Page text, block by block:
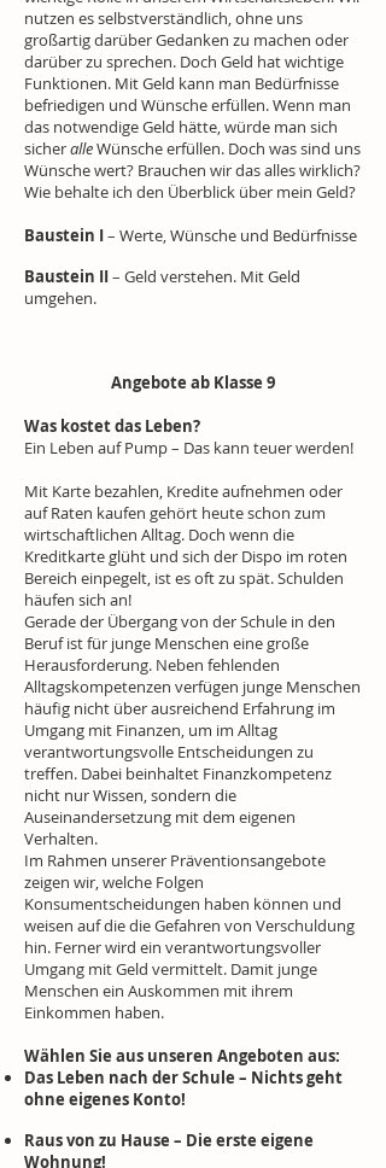
nutzen es selbstverständlich, ohne uns
großartig darüber Gedanken zu machen oder
darüber zu sprechen. Doch Geld hat wichtige
Funktionen. Mit Geld kann man Bedürfnisse
befriedigen und Wünsche erfüllen. Wenn man
das notwendige Geld hätte, würde man sich
sicheralleWünsche erfüllen. Doch was sind uns
Wünsche wert? Brauchen wir das alles wirklich?
Wie behalte ich den Überblick über mein Geld?
Baustein I– Werte, Wünsche und Bedürfnisse
Baustein II– Geld verstehen. Mit Geld
umgehen.
Angebote ab Klasse 9
Was kostet das Leben?
Ein Leben auf Pump – Das kann teuer werden!
Mit Karte bezahlen, Kredite aufnehmen oder
auf Raten kaufen gehört heute schon zum
wirtschaftlichen Alltag. Doch wenn die
Kreditkarte glüht und sich der Dispo im roten
Bereich einpegelt, ist es oft zu spät. Schulden
häufen sich an!
Gerade der Übergang von der Schule in den
Beruf ist für junge Menschen eine große
Herausforderung. Neben fehlenden
Alltagskompetenzen verfügen junge Menschen
häufig nicht über ausreichend Erfahrung im
Umgang mit Finanzen, um im Alltag
verantwortungsvolle Entscheidungen zu
treffen. Dabei beinhaltet Finanzkompetenz
nicht nur Wissen, sondern die
Auseinandersetzung mit dem eigenen
Verhalten.
Im Rahmen unserer Präventionsangebote
zeigen wir, welche Folgen
Konsumentscheidungen haben können und
weisen auf die die Gefahren von Verschuldung
hin. Ferner wird ein verantwortungsvoller
Umgang mit Geld vermittelt. Damit junge
Menschen ein Auskommen mit ihrem
Einkommen haben.
Wählen Sie aus unseren Angeboten aus:
Das Leben nach der Schule – Nichts geht
ohne eigenes Konto!
Raus von zu Hause – Die erste eigene
Wohnung!